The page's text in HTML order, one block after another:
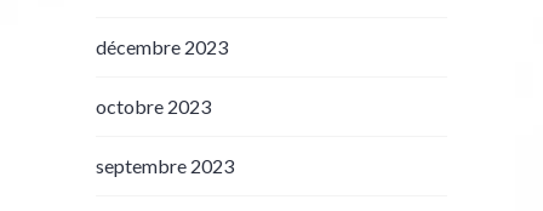
décembre 2023
octobre 2023
septembre 2023